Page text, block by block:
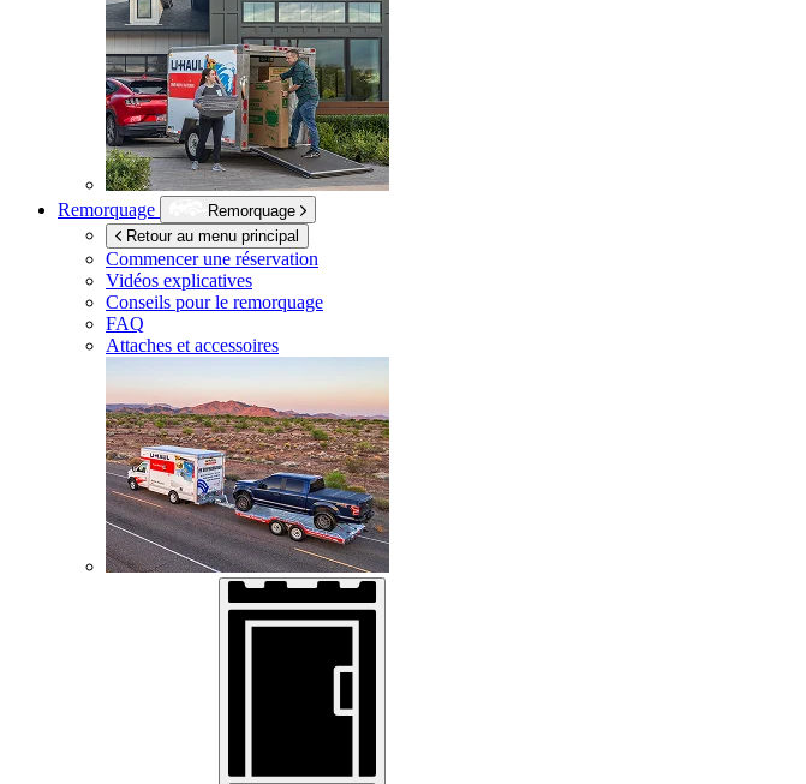
Remorquage
Remorquage
Retour au menu principal
Commencer une réservation
Vidéos explicatives
Conseils pour le remorquage
FAQ
Attaches et accessoires